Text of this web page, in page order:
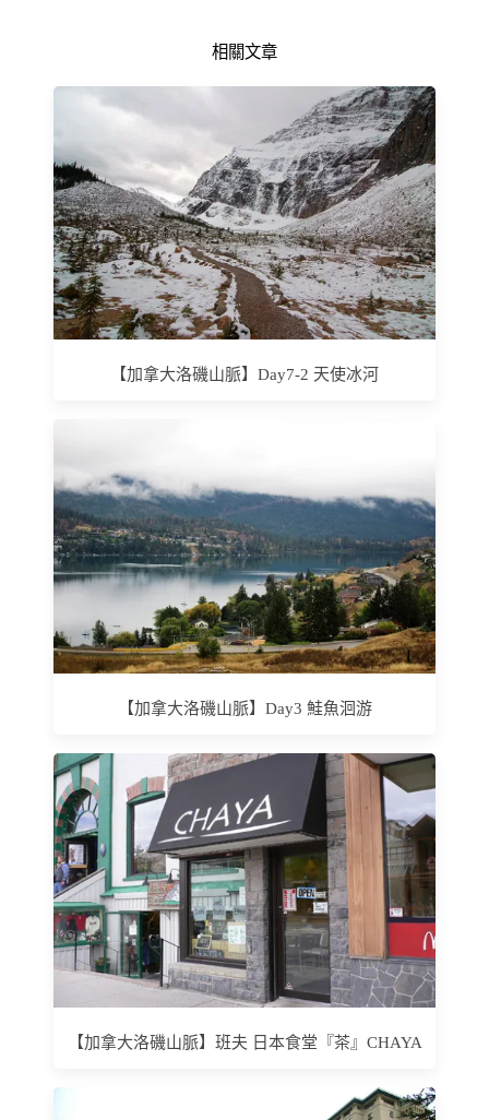
相關文章
【加拿大洛磯山脈】Day7-2 天使冰河
【加拿大洛磯山脈】Day3 鮭魚洄游
【加拿大洛磯山脈】班夫 日本食堂『茶』CHAYA